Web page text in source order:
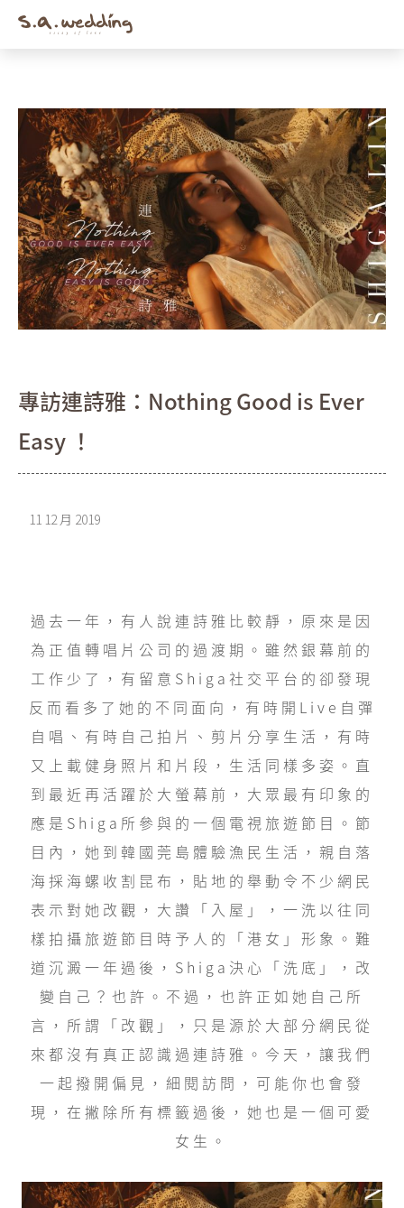
Skip
專訪連詩雅：Nothing Good is Ever
Easy ！
11 12 月 2019
過去一年，有人說連詩雅比較靜，原來是因
為正值轉唱片公司的過渡期。雖然銀幕前的
工作少了，有留意Shiga社交平台的卻發現
反而看多了她的不同面向，有時開Live自彈
自唱、有時自己拍片、剪片分享生活，有時
又上載健身照片和片段，生活同樣多姿。直
到最近再活躍於大螢幕前，大眾最有印象的
應是Shiga所參與的一個電視旅遊節目。節
目內，她到韓國莞島體驗漁民生活，親自落
海採海螺收割昆布，貼地的舉動令不少網民
表示對她改觀，大讚「入屋」，一洗以往同
樣拍攝旅遊節目時予人的「港女」形象。難
道沉澱一年過後，Shiga決心「洗底」，改
變自己？也許。不過，也許正如她自己所
言，所謂「改觀」，只是源於大部分網民從
來都沒有真正認識過連詩雅。今天，讓我們
一起撥開偏見，細閱訪問，可能你也會發
現，在撇除所有標籤過後，她也是一個可愛
女生。